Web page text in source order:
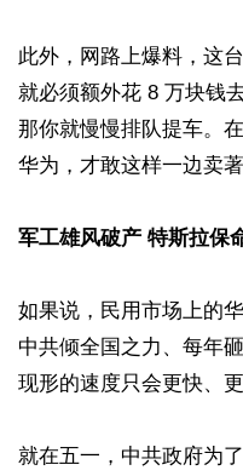
此外，网路上爆料，这
就必须额外花 8 万块钱
那你就慢慢排队提车。
华为，才敢这样一边卖
军工雄风破产 特斯拉保
如果说，民用市场上的
中共倾全国之力、每年
现形的速度只会更快、更
就在五一，中共政府为